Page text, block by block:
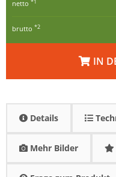
netto *1
brutto *2
IN
Details
Mehr Bilder